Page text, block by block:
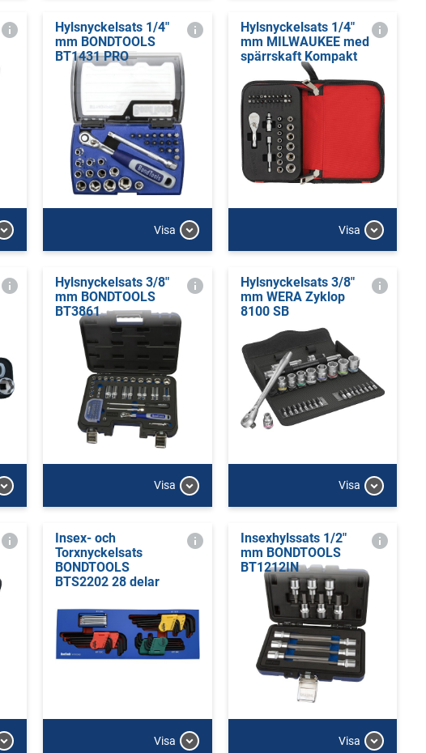
Hylsnyckelsats 1/4"
mm BONDTOOLS
BT1431 PRO
Visa
Hylsnyckelsats 1/4"
mm MILWAUKEE med
spärrskaft Kompakt
Visa
Hylsnyckelsats 3/8"
mm BONDTOOLS
BT3861
Visa
Hylsnyckelsats 3/8"
mm WERA Zyklop
8100 SB
Visa
Insex- och
Torxnyckelsats
BONDTOOLS
BTS2202 28 delar
Visa
Insexhylssats 1/2"
mm BONDTOOLS
BT1212IN
Visa